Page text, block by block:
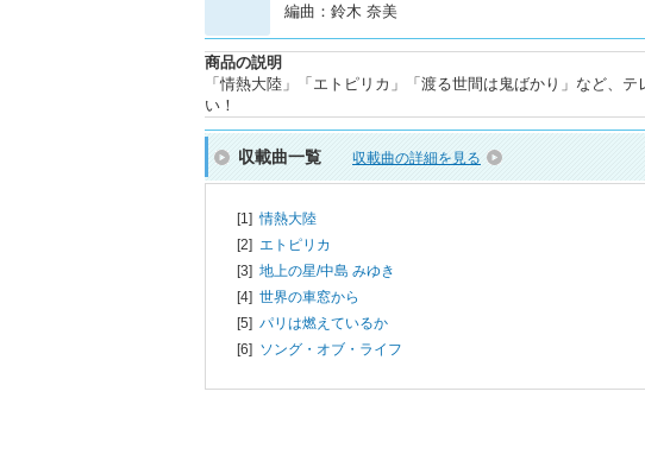
編曲：鈴木 奈美
商品の説明
「情熱大陸」「エトピリカ」「渡る世間は鬼ばかり」など、
い！
収載曲一覧 収載曲の詳細を見る
[1]情熱大陸
[2] エトピリカ
[3] 地上の星/中島 みゆき
[4] 世界の車窓から
[5] パリは燃えているか
[6] ソング・オブ・ライフ